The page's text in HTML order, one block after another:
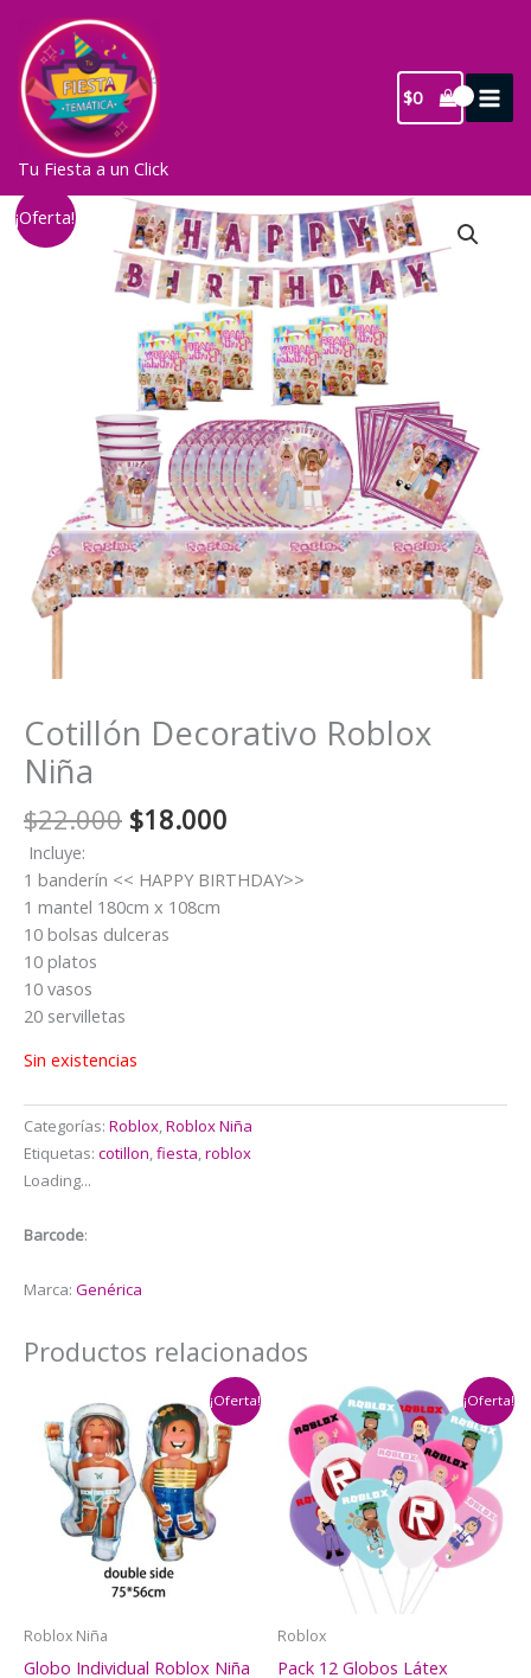
contenido
Tu Fiesta a un Click
$0
¡Oferta!
Cotillón Decorativo Roblox
Niña
$22.000 El
original
era:
$22.000.
$18.000
actual
Incluye:
1 banderín << HAPPY BIRTHDAY>>
1 mantel 180cm x 108cm
10 bolsas dulceras
10 platos
10 vasos
20 servilletas
Sin existencias
Categorías: Roblox,Roblox Niña
Etiquetas: cotillon,fiesta,roblox
Loading...
Barcode:
Marca: Genérica
Productos relacionados
¡Oferta!
Roblox Niña
Globo Individual Roblox Niña
¡Oferta!
Roblox
Pack 12 Globos Látex